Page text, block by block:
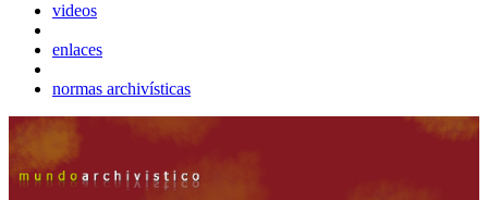
videos
enlaces
normas archivísticas